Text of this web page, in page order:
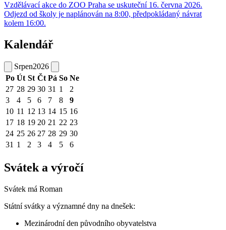
Vzdělávací akce do ZOO Praha se uskuteční 16. června 2026.
Odjezd od školy je naplánován na 8:00, předpokládaný návrat
kolem 16:00.
Kalendář
Srpen2026
Po Út St Čt Pá So Ne
27 28 29 30 31 1
2
3
4 5 6 7 8
9
10 11 12 13 14 15 16
17 18 19 20 21 22 23
24 25 26 27 28 29 30
31 1 2 3 4 5 6
Svátek a výročí
Svátek má Roman
Státní svátky a významné dny na dnešek:
Mezinárodní den původního obyvatelstva